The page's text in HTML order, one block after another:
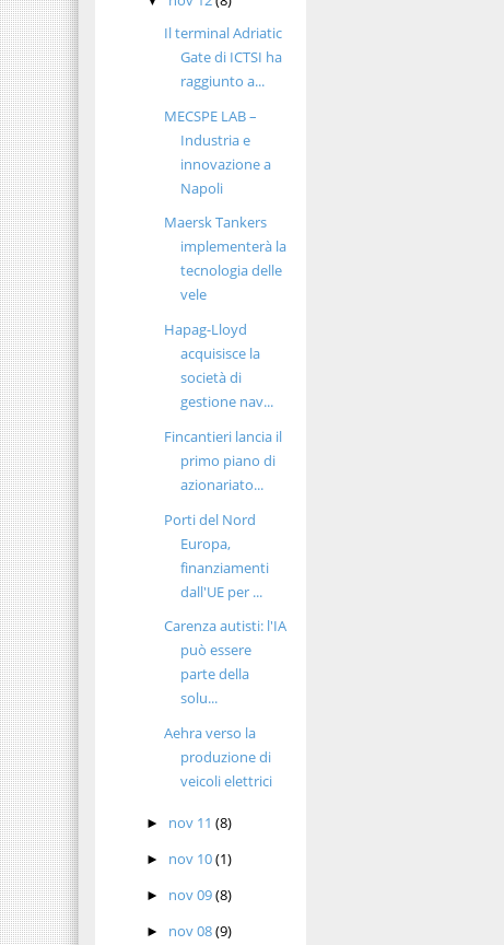
Il terminal Adriatic
Gate di ICTSI ha
raggiunto a...
MECSPE LAB –
Industria e
innovazione a
Napoli
Maersk Tankers
implementerà la
tecnologia delle
vele
Hapag-Lloyd
acquisisce la
società di
gestione nav...
Fincantieri lancia il
primo piano di
azionariato...
Porti del Nord
Europa,
finanziamenti
dall'UE per ...
Carenza autisti: l'IA
può essere
parte della
solu...
Aehra verso la
produzione di
veicoli elettrici
► nov 11(8)
► nov 10(1)
► nov 09(8)
► nov 08(9)